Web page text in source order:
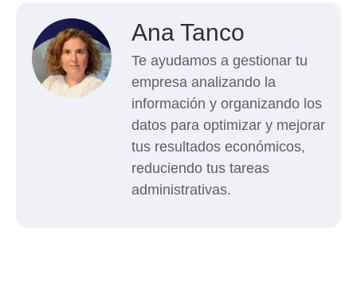
Ana Tanco
Te ayudamos a gestionar tu
empresa analizando la
información y organizando los
datos para optimizar y mejorar
tus resultados económicos,
reduciendo tus tareas
administrativas.